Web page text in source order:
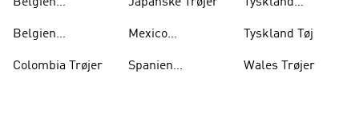
Belgien
Colombia Trøjer
Mexico
Spanien
Tyskland Tøj
Wales Trøjer